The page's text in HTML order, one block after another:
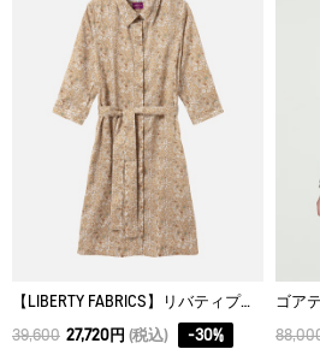
【LIBERTY FABRICS】リバティプリント ロングシャツドレス
39,600 27,720円 (税込) -30%